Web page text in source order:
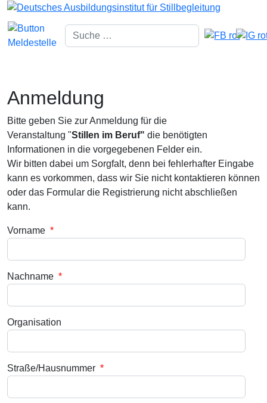
Suchen
Anmeldung
Bitte geben Sie zur Anmeldung für die
Veranstaltung "Stillen im Beruf" die benötigten
Informationen in die vorgegebenen Felder ein.
Wir bitten dabei um Sorgfalt, denn bei fehlerhafter Eingabe
kann es vorkommen, dass wir Sie nicht kontaktieren können
oder das Formular die Registrierung nicht abschließen
kann.
Vorname *
Nachname *
Organisation
Straße/Hausnummer *